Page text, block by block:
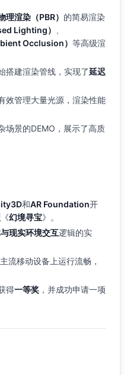
理渲染（PBR） 的简易渲染
Lighting）
Occlusion） 等高级渲
搭建渲染管线，实现了延迟
效管理大量光源，渲染性能
场景的DEMO，展示了高质
和AR Foundation开
《幻境寻宝》。
现实环境交互逻辑的实
流移动设备上运行流畅，
得一等奖 ，并成功申请一项